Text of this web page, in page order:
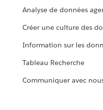
Analyse de données
Créer une culture des
Information sur les
Tableau Recherche
Communiquer avec